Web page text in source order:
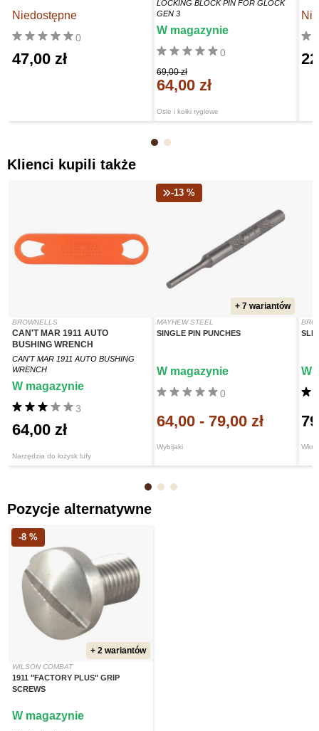
0
Niedostępne
47,00 zł
LOCKING BLOCK PIN FOR GLOCK
GEN 3
Osie i kołki ryglowe
0
W magazynie
69,00 zł
64,00 zł
Klienci kupili także
BROWNELLS
CAN'T MAR 1911 AUTO
BUSHING WRENCH
CAN'T MAR 1911 AUTO BUSHING
WRENCH
Narzędzia do łożysk lufy
3
W magazynie
64,00 zł
-13 %
+ 7 wariantów
MAYHEW STEEL
SINGLE PIN PUNCHES
Wybijaki
0
W magazynie
64,00 - 79,00 zł
W
Pozycje alternatywne
-8 %
+ 2 wariantów
WILSON COMBAT
1911 "FACTORY PLUS" GRIP
SCREWS
W magazynie